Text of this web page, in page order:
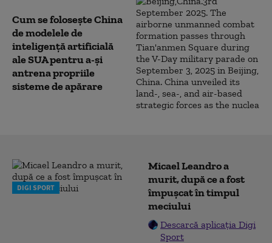
Cum se folosește China
de modelele de
inteligență artificială
ale SUA pentru a-și
antrena propriile
sisteme de apărare
DIGI SPORT
Micael Leandro a
murit, după ce a fost
împușcat în timpul
meciului
Descarcă aplicația Digi
Sport